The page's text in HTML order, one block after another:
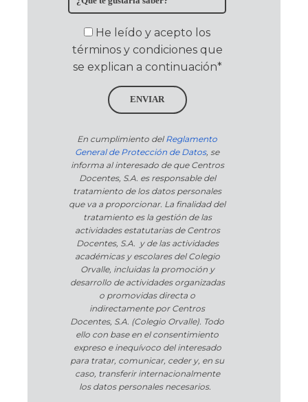
He leído y acepto los
términos y condiciones que
se explican a continuación*
ENVIAR
En cumplimiento delReglamento
General de Protección de Datos, se
informa al interesado de que Centros
Docentes, S.A. es responsable del
tratamiento de los datos personales
que va a proporcionar. La finalidad del
tratamiento es la gestión de las
actividades estatutarias de Centros
Docentes, S.A. y de las actividades
académicas y escolares del Colegio
Orvalle, incluidas la promoción y
desarrollo de actividades organizadas
o promovidas directa o
indirectamente por Centros
Docentes, S.A. (Colegio Orvalle). Todo
ello con base en el consentimiento
expreso e inequívoco del interesado
para tratar, comunicar, ceder y, en su
caso, transferir internacionalmente
los datos personales necesarios.